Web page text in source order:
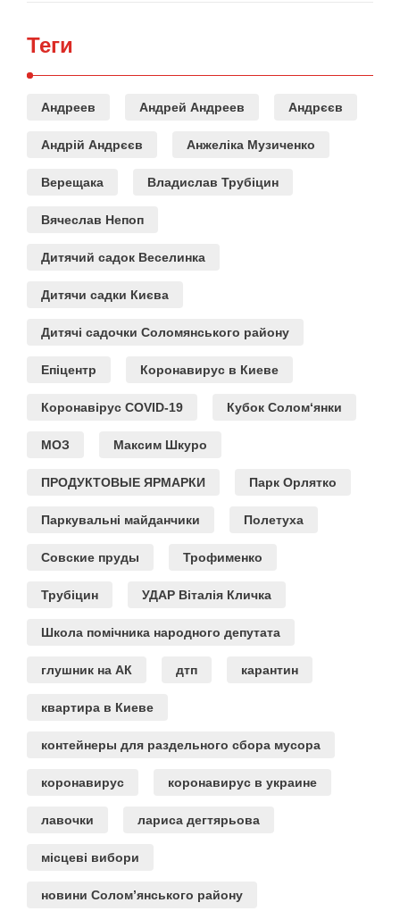
Теги
Андреев Андрей Андреев Андрєєв
Андрій Андрєєв Анжеліка Музиченко
Верещака Владислав Трубіцин
Вячеслав Непоп
Дитячий садок Веселинка
Дитячи садки Києва
Дитячі садочки Соломянського району
Епіцентр Коронавирус в Киеве
Коронавірус COVID-19 Кубок Солом‘янки
МОЗ Максим Шкуро
ПРОДУКТОВЫЕ ЯРМАРКИ Парк Орлятко
Паркувальні майданчики Полетуха
Совские пруды Трофименко
Трубіцин УДАР Віталія Кличка
Школа помічника народного депутата
глушник на АК дтп карантин
квартира в Киеве
контейнеры для раздельного сбора мусора
коронавирус коронавирус в украине
лавочки лариса дегтярьова
місцеві вибори
новини Солом’янського району